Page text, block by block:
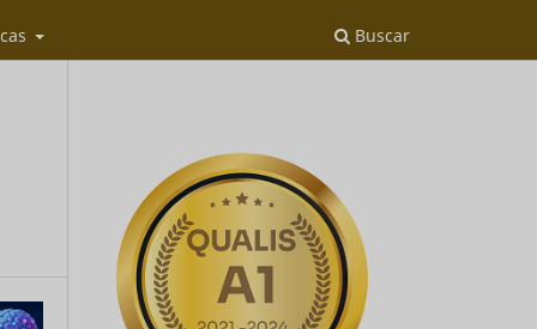
Buscar